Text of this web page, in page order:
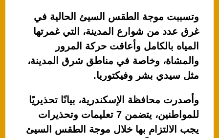
وتسببت موجة الطقس السيئ الحالية في
غرق عدد من شوارع المدينة، التي غمرتها
المياه بالكامل وأعاقت حركة المرور
والمشاة، وخاصة في مناطق شرق المدينة،
مثل سيدي بشر وفيكتوريا.
وأصدرت محافظة الإسكندرية، بيانًا تحذيريًا
للمواطنين، يتضمن 7 تعليمات وتحذيرات
يجب الالتزام بها خلال موجة الطقس السيئ